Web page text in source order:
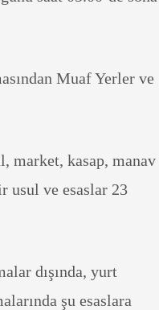
Muaf Yerler ve
market, kasap, manav
usul ve esaslar 23
dışında, yurt
şu esaslara